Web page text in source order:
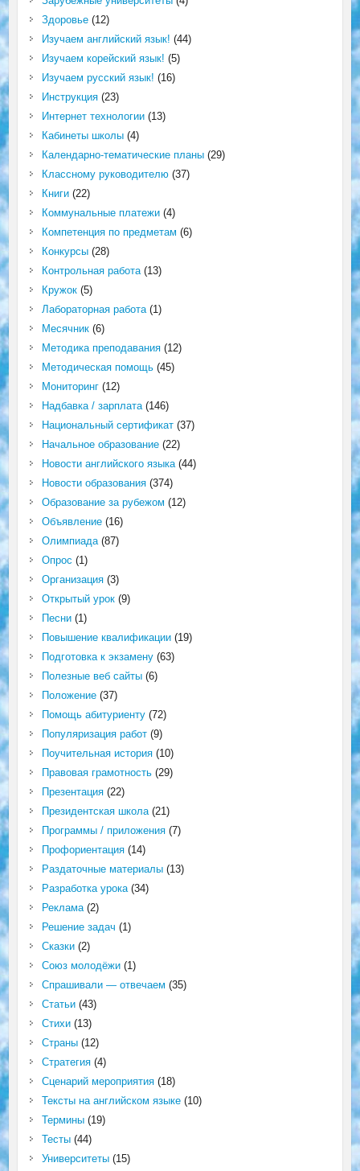
Здоровье(12)
Изучаем английский язык! (44)
Изучаем корейский язык! (5)
Изучаем русский язык! (16)
Инструкция(23)
Интернет технологии(13)
Кабинеты школы(4)
Календарно-тематические планы(29)
Классному руководителю(37)
Книги(22)
Коммунальные платежи(4)
Компетенция по предметам (6)
Конкурсы(28)
Контрольная работа(13)
Кружок(5)
Лабораторная работа(1)
Месячник(6)
Методика преподавания(12)
Методическая помощь(45)
Мониторинг(12)
Надбавка / зарплата(146)
Национальный сертификат(37)
Начальное образование(22)
Новости английского языка(44)
Новости образования(374)
Образование за рубежом (12)
Объявление(16)
Олимпиада(87)
Опрос (1)
Организация(3)
Открытый урок(9)
Песни(1)
Повышение квалификации(19)
Подготовка к экзамену(63)
Полезные веб сайты(6)
Положение(37)
Помощь абитуриенту(72)
Популяризация работ(9)
Поучительная история(10)
Правовая грамотность(29)
Презентация(22)
Президентская школа(21)
Программы / приложения(7)
Профориентация(14)
Раздаточные материалы(13)
Разработка урока(34)
Реклама(2)
Решение задач (1)
Сказки(2)
Союз молодёжи(1)
Спрашивали — отвечаем (35)
Статьи(43)
Стихи(13)
Страны(12)
Стратегия(4)
Сценарий мероприятия(18)
Тексты на английском языке(10)
Термины(19)
Тесты(44)
Университеты(15)